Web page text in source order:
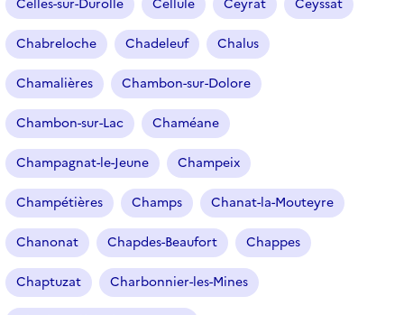
Celles-sur-Durolle Cellule Ceyrat Ceyssat
Chabreloche Chadeleuf Chalus
Chamalières Chambon-sur-Dolore
Chambon-sur-Lac Chaméane
Champagnat-le-Jeune Champeix
Champétières Champs Chanat-la-Mouteyre
Chanonat Chapdes-Beaufort Chappes
Chaptuzat Charbonnier-les-Mines